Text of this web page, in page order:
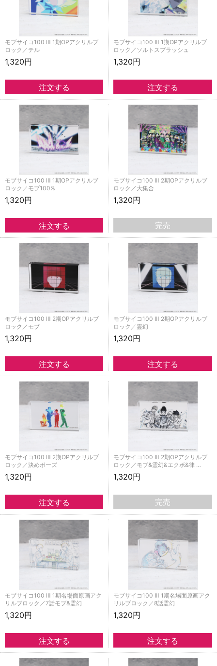
モブサイコ100 Ⅲ 1期OPアクリルブ
ロック／テル
1,320円
モブサイコ100 Ⅲ 1期OPアクリルブ
ロック／ソルトスプラッシュ
1,320円
モブサイコ100 Ⅲ 1期OPアクリルブ
ロック／モブ100%
1,320円
モブサイコ100 Ⅲ 2期OPアクリルブ
ロック／大集合
1,320円
完売
モブサイコ100 Ⅲ 2期OPアクリルブ
ロック／モブ
1,320円
モブサイコ100 Ⅲ 2期OPアクリルブ
ロック／霊幻
1,320円
モブサイコ100 Ⅲ 2期OPアクリルブ
ロック／決めポーズ
1,320円
モブサイコ100 Ⅲ 2期OPアクリルブ
ロック／モブ&霊幻&エクボ&律 …
1,320円
完売
モブサイコ100 Ⅲ 1期名場面原画アク
リルブロック／7話モブ&霊幻
1,320円
モブサイコ100 Ⅲ 1期名場面原画アク
リルブロック／8話霊幻
1,320円